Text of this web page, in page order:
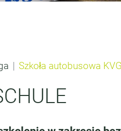
Szkoła autobusowa